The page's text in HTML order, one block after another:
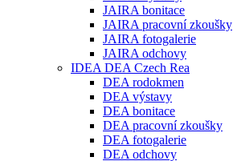
JAIRA bonitace
JAIRA pracovní zkoušky
JAIRA fotogalerie
JAIRA odchovy
IDEA DEA Czech Rea
DEA rodokmen
DEA výstavy
DEA bonitace
DEA pracovní zkoušky
DEA fotogalerie
DEA odchovy